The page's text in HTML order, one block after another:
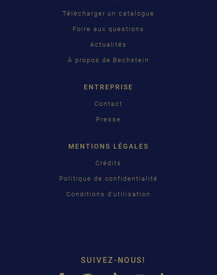
Télécharger un catalogue
Foire aux questions
Actualités
À propos de Bechstein
ENTREPRISE
Contact
Presse
MENTIONS LÉGALES
Crédits
Politique de confidentialité
Conditions d’utilisation
SUIVEZ-NOUS!